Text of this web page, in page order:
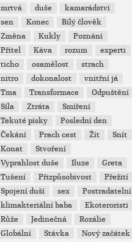
mrtvá
duše
kamarádství
sen
Konec
Bílý člověk
Změna
Kukly
Poznání
Přítel
Káva rozum
experti
ticho
osamělost
strach
nitro
dokonalost
vnitřní já
Tma
Transformace
Odpuštění
Síla
Ztráta
Smíření
Tekuté písky
Poslední den
Čekání
Prach cest Žít
Snít
Konat
Stvoření
Vyprahlost duše
Iluze
Greta
Tušení
Přizpůsobivost
Přežití
Spojení duší
sex
Postradatelní
klimakteriální baba
Ekoteroristi
Růže
Jedinečná
Rozálie
Globální
Stávka
Nový začátek